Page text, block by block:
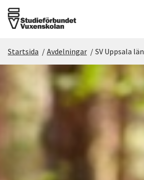
Det här gör vi
För dig som
Sök kurser och evenemang
Starta studiecirkel
Startsida / Avdelningar / SV Uppsala län